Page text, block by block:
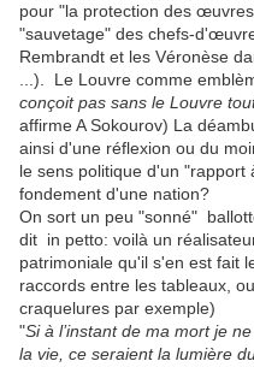
pour "la protection des
"sauvetage" des chefs-
Rembrandt et les Véronèse
...). Le Louvre comme
conçoit pas sans le Louvre
affirme A Sokourov) La
ainsi d'une réflexion ou du
le sens politique d'un
fondement d'une nation?
On sort un peu "sonné"
dit in petto: voilà un
patrimoniale qu'il s'en est fait
raccords entre les tableaux,
craquelures par exemple)
"Si à l’instant de ma mort je
la vie, ce seraient la lumière